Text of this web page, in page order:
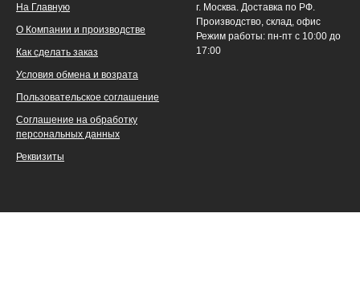
На Главную
О Компании и производстве
Как сделать заказ
Условия обмена и возрата
Пользовательское соглашение
Соглашение на обработку
персональных данных
Реквизиты
г. Москва. Доставка по РФ.
Производство, склад, офис
Режим работы: пн-пт с 10:00 до
17:00